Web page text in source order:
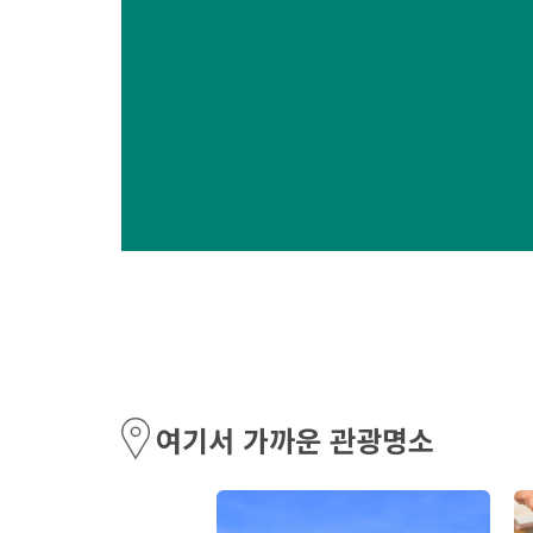
여기서 가까운 관광명소